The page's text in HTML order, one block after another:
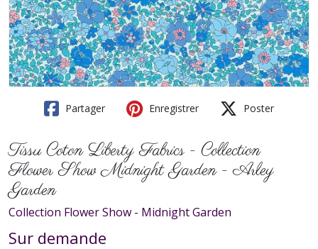
Partager Enregistrer Poster
Tissu Coton Liberty Fabrics - Collection
Flower Show Midnight Garden - Arley
Garden
Collection Flower Show - Midnight Garden
Sur demande